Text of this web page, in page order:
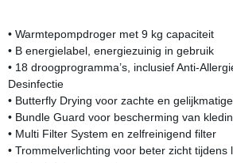
• Warmtepompdroger met 9 kg capaciteit
• B energielabel, energiezuinig in gebruik
• 18 droogprogramma’s, inclusief Anti-
Desinfectie
• Butterfly Drying voor zachte en
• Bundle Guard voor bescherming van
• Multi Filter System en zelfreinigend filter
• Trommelverlichting voor beter zicht tijdens